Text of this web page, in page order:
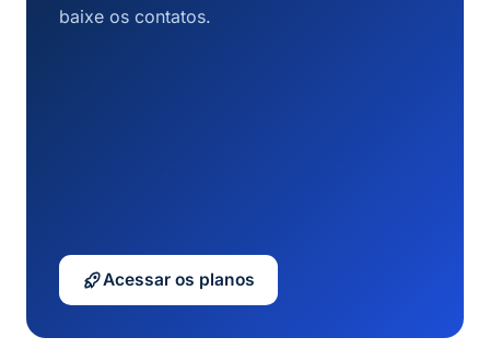
baixe os contatos.
Acessar os planos